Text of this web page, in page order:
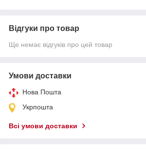
Відгуки про товар
Ще немає відгуків про цей товар
Умови доставки
Нова Пошта
Укрпошта
Всі умови доставки